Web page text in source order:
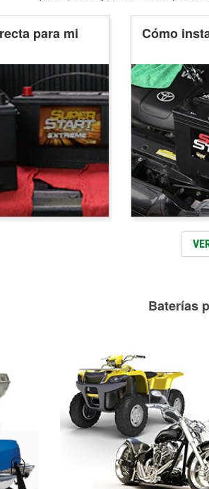
para mi Cómo
Baterías